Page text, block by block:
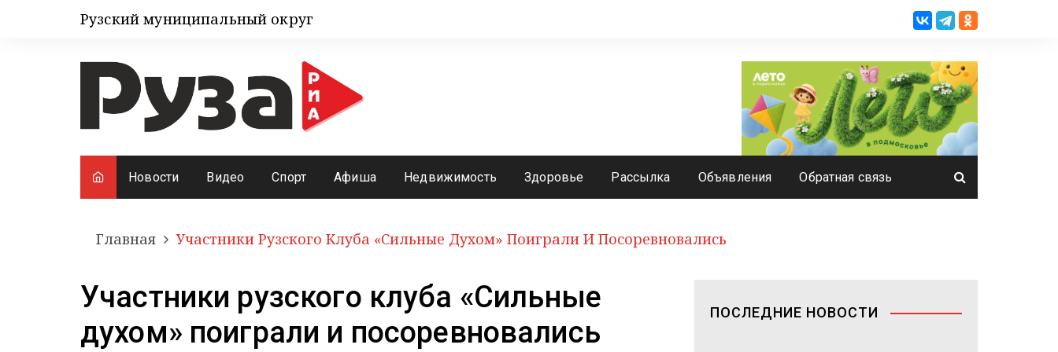
Рузский муниципальный округ
Новости Видео Спорт Афиша Недвижимость Здоровье Рассылка Объявления Обратная связь
Главная Участники Рузского Клуба «Сильные Духом» Поиграли И Посоревновались
Участники рузского клуба «Сильные
духом» поиграли и посоревновались
ПОСЛЕДНИЕ НОВОСТИ